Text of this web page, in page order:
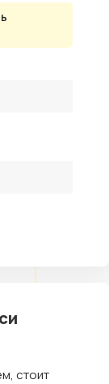
стоит